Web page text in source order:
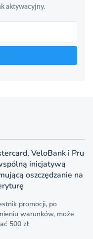
aktywacyjny.
VeloBank i Pru
inicjatywą
oszczędzanie na
promocji, po
warunków, może
500 zł